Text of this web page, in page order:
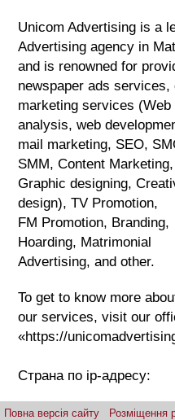
Unicom Advertising is a
Advertising agency in
and is renowned for
newspaper ads services,
marketing services (Web
analysis, web
mail marketing, SEO,
SMM, Content Marketing,
Graphic designing,
design), TV Promotion,
FM Promotion, Branding,
Hoarding, Matrimonial
Advertising, and other.
To get to know more
our services, visit our
«https://
Страна по ip-адресу:
Повна версія сайту Розміщення